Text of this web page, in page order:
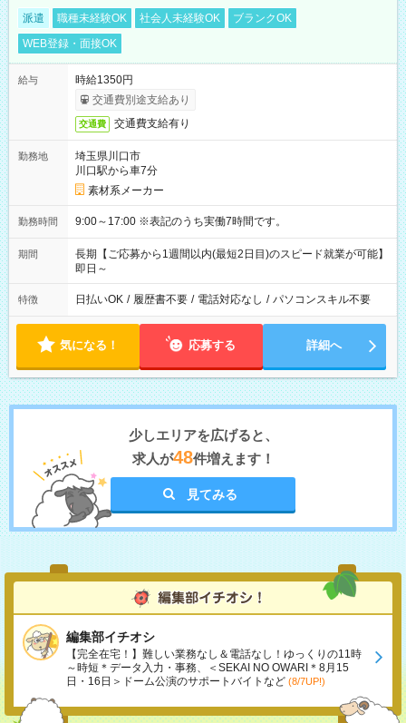
派遣 職種未経験OK 社会人未経験OK
ブランクOK
WEB登録・面接OK
給与
時給1350円
交通費別途支給あり
交通費 交通費支給有り
勤務地
埼玉県川口市
川口駅から車7分
素材系メーカー
勤務時間 9:00～17:00 ※表記のうち実働7時間です。
期間
長期【ご応募から1週間以内(最短2日目)のスピード就業が可能】
即日～
特徴 日払いOK / 履歴書不要 / 電話対応なし / パソコンスキル不要
気になる！ 応募する 詳細へ
少しエリアを広げると、
求人が48件増えます！
見てみる
編集部イチオシ
【完全在宅！】難しい業務なし＆電話なし！ゆっくりの11時
～時短＊データ入力・事務、＜SEKAI NO OWARI＊8月15
日・16日＞ドーム公演のサポートバイトなど (8/7UP!)